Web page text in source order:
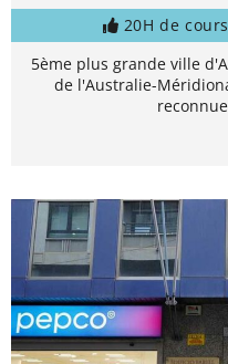
20H de
5ème plus grande ville
de l'Australie-